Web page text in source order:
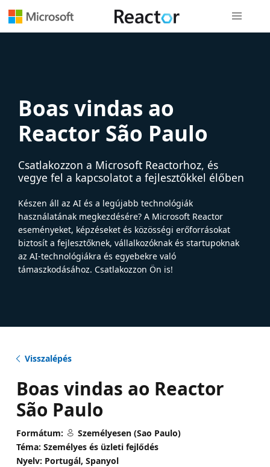
Boas vindas ao
Reactor São Paulo
Csatlakozzon a Microsoft Reactorhoz, és
vegye fel a kapcsolatot a fejlesztőkkel élőben
Készen áll az AI és a legújabb technológiák
használatának megkezdésére? A Microsoft Reactor
eseményeket, képzéseket és közösségi erőforrásokat
biztosít a fejlesztőknek, vállalkozóknak és startupoknak
az AI-technológiákra és egyebekre való
támaszkodásához. Csatlakozzon Ön is!
Visszalépés
Boas vindas ao Reactor
São Paulo
Formátum:
Személyesen (Sao Paulo)
Téma: Személyes és üzleti fejlődés
Nyelv: Portugál, Spanyol